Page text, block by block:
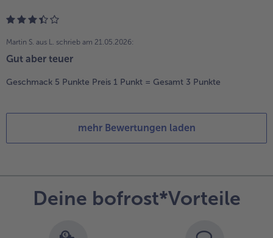
Martin S. aus L. schrieb am 21.05.2026:
Gut aber teuer
Geschmack 5 Punkte Preis 1 Punkt = Gesamt 3 Punkte
mehr Bewertungen laden
Deine bofrost*Vorteile